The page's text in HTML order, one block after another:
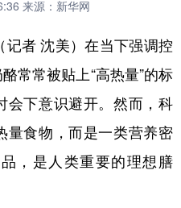
量子 体育
健康 军事
金融 汽车
来源：新华网
记者 沈美）在当下强调控
常常被贴上“高热量”的标
会下意识避开。然而，科
量食物，而是一类营养密
，是人类重要的理想膳